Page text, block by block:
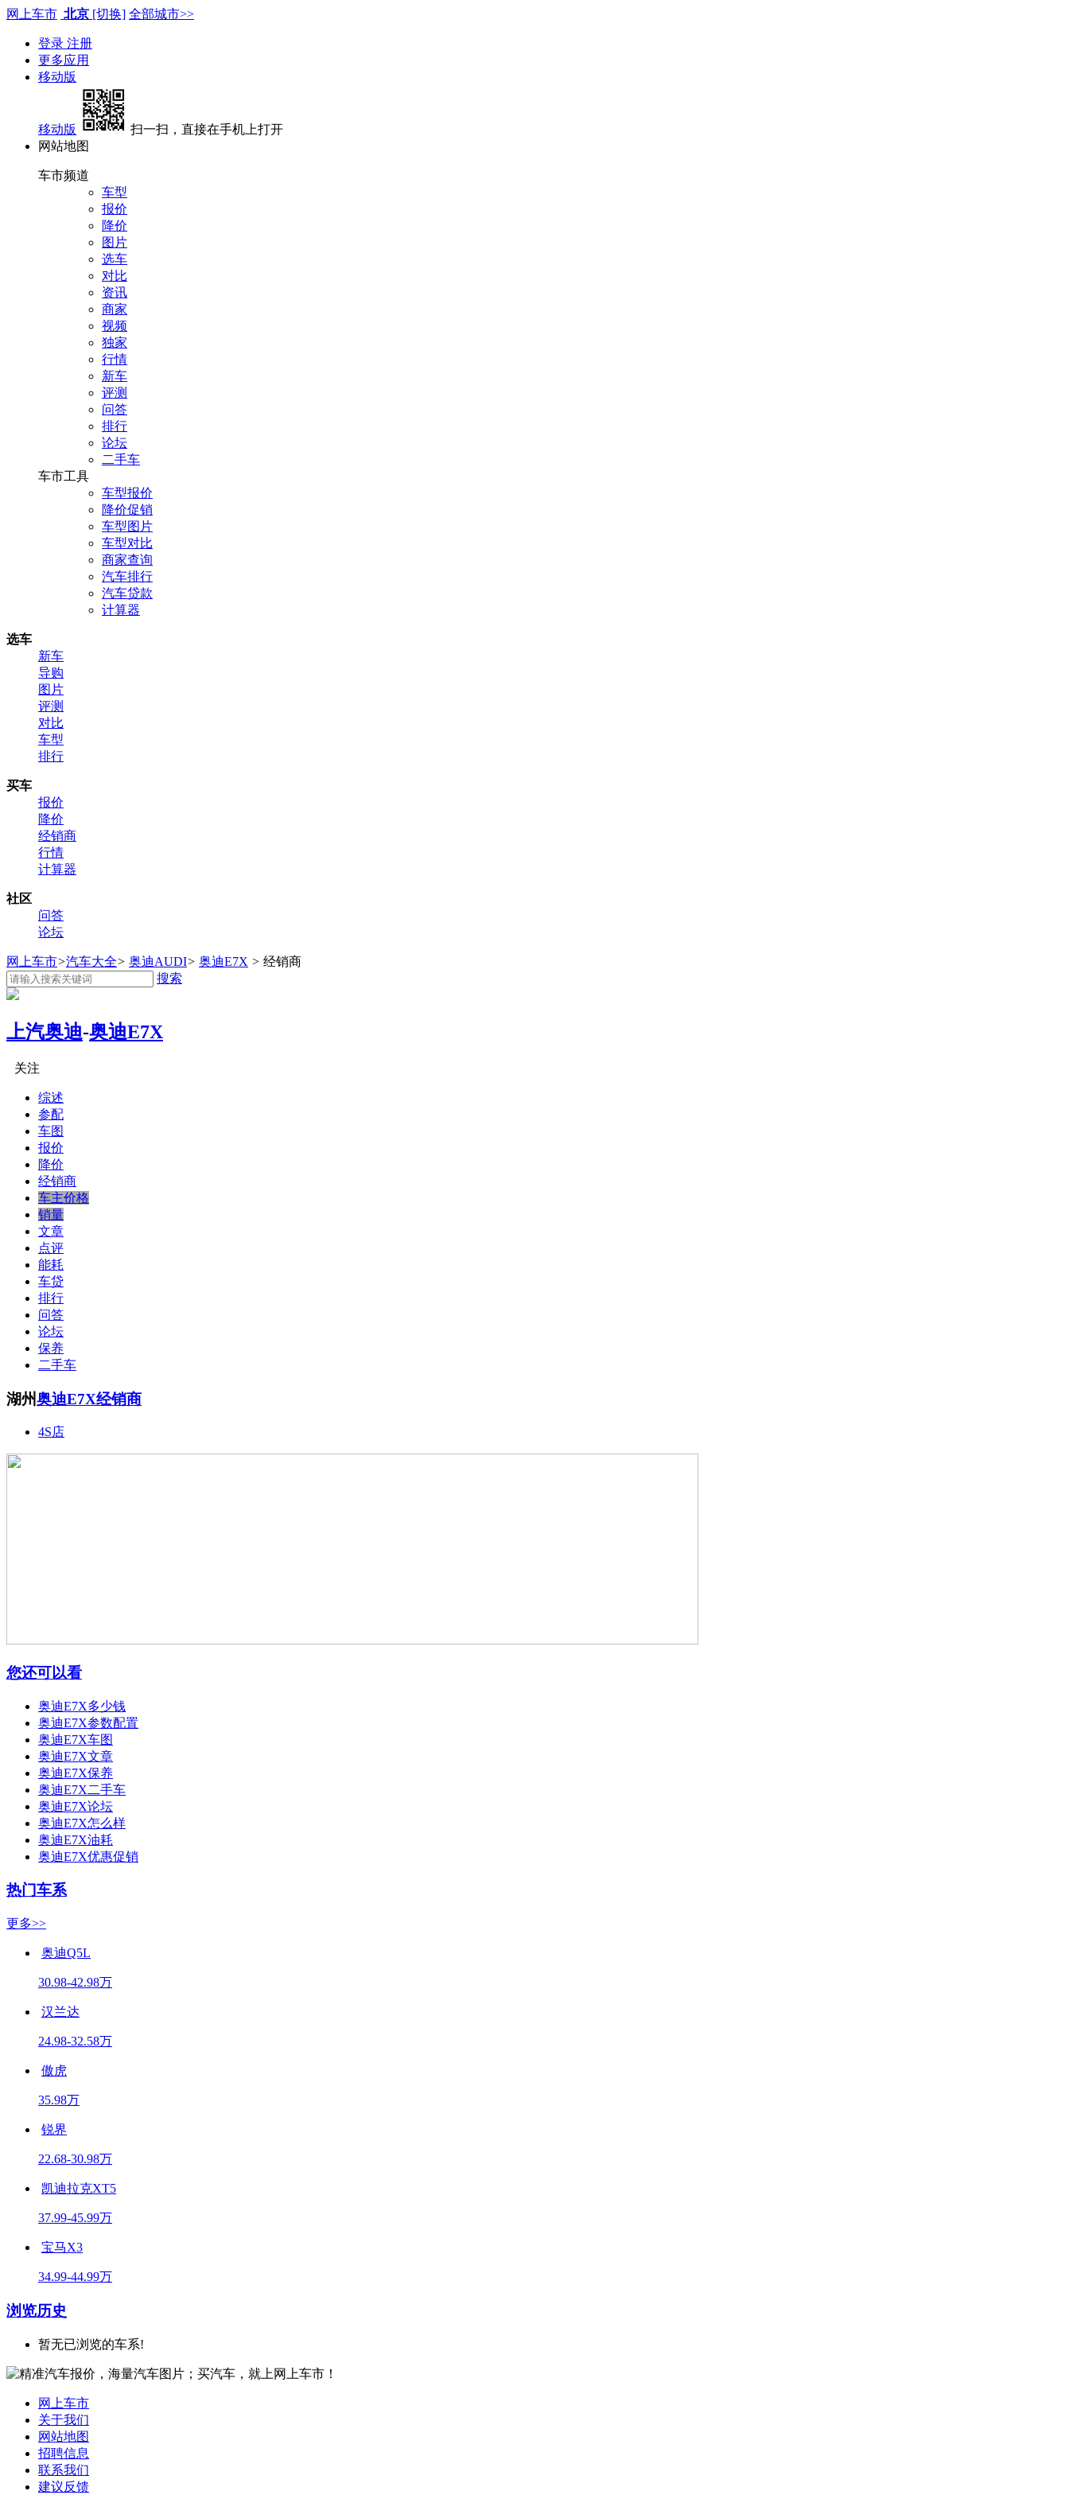
网上车市 北京 [切换] 全部城市>>
登录 注册
更多应用
移动版
移动版
扫一扫，直接在手机上打开
网站地图
车市频道
车型
报价
降价
图片
选车
对比
资讯
商家
视频
独家
行情
新车
评测
问答
排行
论坛
二手车
车市工具
车型报价
降价促销
车型图片
车型对比
商家查询
汽车排行
汽车贷款
计算器
选车
新车
导购
图片
评测
对比
车型
排行
买车
报价
降价
经销商
行情
计算器
社区
问答
论坛
网上车市>汽车大全> 奥迪AUDI> 奥迪E7X > 经销商
搜索
上汽奥迪-奥迪E7X
关注
综述
参配
车图
报价
降价
经销商
车主价格
销量
文章
点评
能耗
车贷
排行
问答
论坛
保养
二手车
湖州奥迪E7X经销商
4S店
您还可以看
奥迪E7X多少钱
奥迪E7X参数配置
奥迪E7X车图
奥迪E7X文章
奥迪E7X保养
奥迪E7X二手车
奥迪E7X论坛
奥迪E7X怎么样
奥迪E7X油耗
奥迪E7X优惠促销
热门车系
更多>>
奥迪Q5L
30.98-42.98万
汉兰达
24.98-32.58万
傲虎
35.98万
锐界
22.68-30.98万
凯迪拉克XT5
37.99-45.99万
宝马X3
34.99-44.99万
浏览历史
暂无已浏览的车系!
网上车市
关于我们
网站地图
招聘信息
联系我们
建议反馈